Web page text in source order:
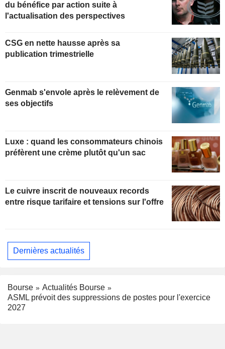
du bénéfice par action suite à
l'actualisation des perspectives
CSG en nette hausse après sa
publication trimestrielle
Genmab s'envole après le relèvement de
ses objectifs
Luxe : quand les consommateurs chinois
préfèrent une crème plutôt qu'un sac
Le cuivre inscrit de nouveaux records
entre risque tarifaire et tensions sur l'offre
Dernières actualités
Bourse
Actualités Bourse
ASML prévoit des suppressions de postes pour l'exercice
2027